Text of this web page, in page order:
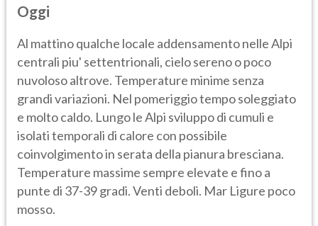
Oggi
Al mattino qualche locale addensamento nelle Alpi
centrali piu' settentrionali, cielo sereno o poco
nuvoloso altrove. Temperature minime senza
grandi variazioni. Nel pomeriggio tempo soleggiato
e molto caldo. Lungo le Alpi sviluppo di cumuli e
isolati temporali di calore con possibile
coinvolgimento in serata della pianura bresciana.
Temperature massime sempre elevate e fino a
punte di 37-39 gradi. Venti deboli. Mar Ligure poco
mosso.